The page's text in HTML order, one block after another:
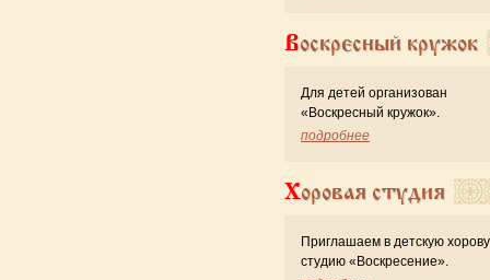
Воскресный кружок
Для детей организован
«Воскресный кружок».
подробнее
Хоровая студия
Приглашаем в детскую
студию «Воскресение».